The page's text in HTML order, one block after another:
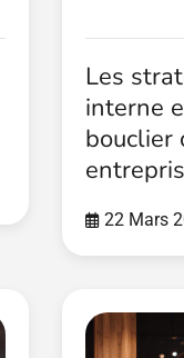
Les
interne
bouclier
22 Mars